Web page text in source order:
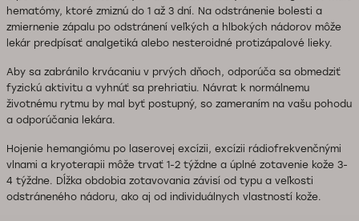
hematómy, ktoré zmiznú do 1 až 3 dní. Na odstránenie bolesti a
zmiernenie zápalu po odstránení veľkých a hlbokých nádorov môže
lekár predpísať analgetiká alebo nesteroidné protizápalové lieky.
Aby sa zabránilo krvácaniu v prvých dňoch, odporúča sa obmedziť
fyzickú aktivitu a vyhnúť sa prehriatiu. Návrat k normálnemu
životnému rytmu by mal byť postupný, so zameraním na vašu pohodu
a odporúčania lekára.
Hojenie hemangiómu po laserovej excízii, excízii rádiofrekvenčnými
vlnami a kryoterapii môže trvať 1-2 týždne a úplné zotavenie kože 3-
4 týždne. Dĺžka obdobia zotavovania závisí od typu a veľkosti
odstráneného nádoru, ako aj od individuálnych vlastností kože.